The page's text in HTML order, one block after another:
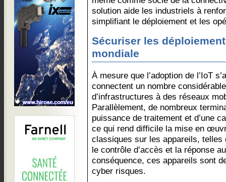
solution aide les industriels à
simplifiant le déploiement et les
Sécuriser les
mondiale
À mesure que l’adoption de l’IoT
connectent un nombre
d’infrastructures à des réseaux
Parallèlement, de nombreux
puissance de traitement et d’une
ce qui rend difficile la mise en
classiques sur les appareils, telles
le contrôle d’accès et la réponse
conséquence, ces appareils sont
cyber risques.